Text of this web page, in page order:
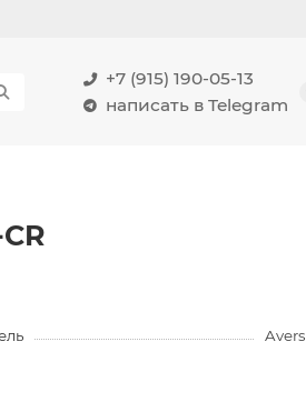
+7 (915) 190-05-13
написать в Telegram
Avers